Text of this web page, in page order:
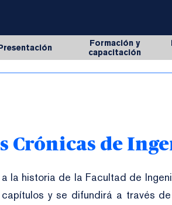
Formación y
capacitación
Crónicas de
la historia de la Facultad de
y se difundirá a través